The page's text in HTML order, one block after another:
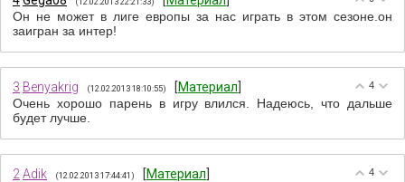
Он не может в лиге европы за нас играть в этом сезоне.он
заигран за интер!
4
3 Benyakrig (12.02.2013 18:10:55) [Материал
Очень хорошо парень в игру влился. Надеюсь, что дальше
будет лучше.
4
2 Adik (12.02.2013 17:44:41) [Материал